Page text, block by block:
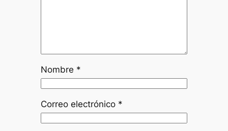
Nombre *
Correo electrónico *